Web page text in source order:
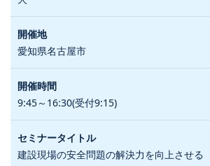
愛知県名古屋市
9:45～16:30(受付9:15)
建設現場の安全問題の解決力を向上させる